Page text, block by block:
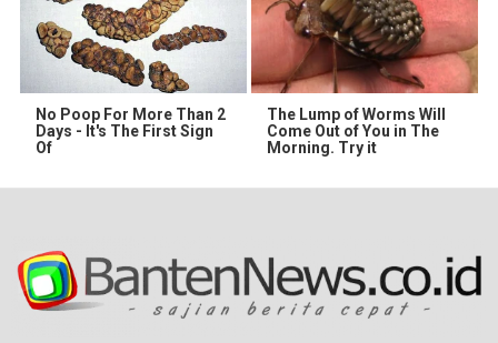
No Poop For More Than 2
Days - It's The First Sign
Of
The Lump of Worms Will
Come Out of You in The
Morning. Try it